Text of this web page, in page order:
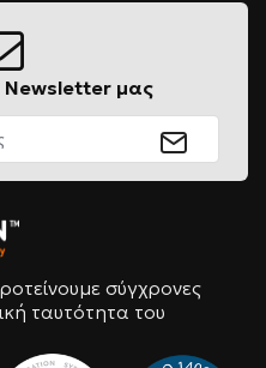
Newsletter μας
σύγχρονες
ταυτότητα του